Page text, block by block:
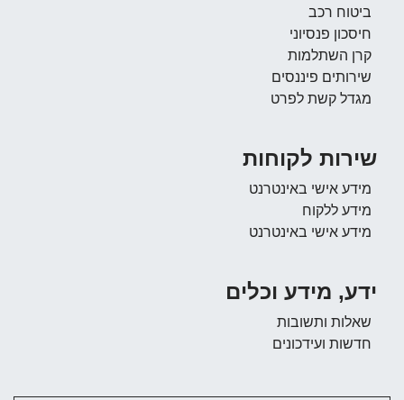
ביטוח רכב
חיסכון פנסיוני
קרן השתלמות
שירותים פיננסים
מגדל קשת לפרט
שירות לקוחות
מידע אישי באינטרנט
מידע ללקוח
מידע אישי באינטרנט
ידע, מידע וכלים
שאלות ותשובות
חדשות ועידכונים